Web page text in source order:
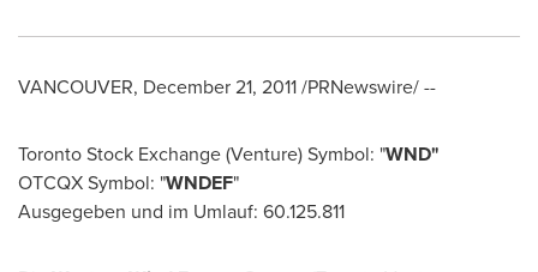
VANCOUVER, December 21, 2011/PRNewswire/ --
Toronto Stock Exchange (Venture) Symbol: "WND"
OTCQX Symbol: "WNDEF"
Ausgegeben und im Umlauf: 60.125.811